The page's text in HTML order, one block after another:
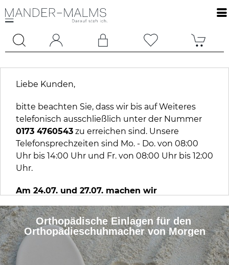
Orthopädische Einlagen für den
Orthopädieschuhmacher von Morgen
Liebe Kunden,
bitte beachten Sie, dass wir bis auf Weiteres
telefonisch ausschließlich unter der Nummer
0173 4760543 zu erreichen sind. Unsere
Telefonsprechzeiten sind Mo. - Do. von 08:00
Uhr bis 14:00 Uhr und Fr. von 08:00 Uhr bis 12:00
Uhr.
Am 24.07. und 27.07. machen wir
telefonisch nicht zu erreichen.